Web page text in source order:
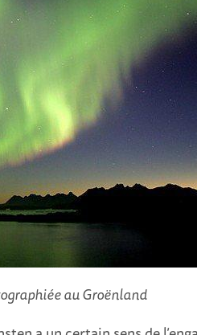
au Groënland